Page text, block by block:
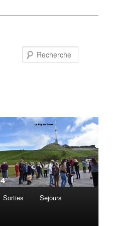
Sorties Sejours